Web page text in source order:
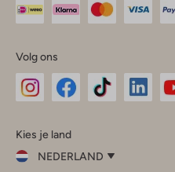
Volg ons
InstagramFacebook
Kies je land
NEDERLAND